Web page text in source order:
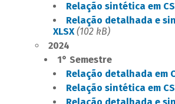
Relação sintética em
Relação detalhada e
XLSX (102 kB)
​2024
1° Semestre
Relação detalhada em
Relação sintética em